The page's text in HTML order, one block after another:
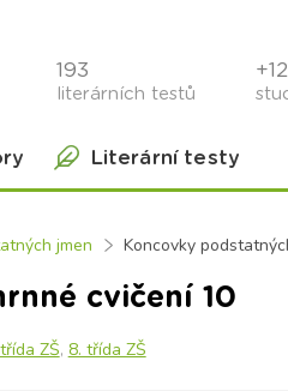
193
literárních testů
Literární testy
jmen Koncovky
cvičení 10
ZŠ, 8. třída ZŠ